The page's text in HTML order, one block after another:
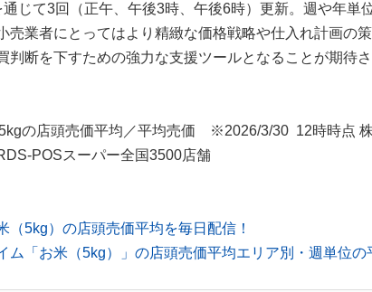
じて3回（正午、午後3時、午後6時）更新。週や年単
売業者にとってはより精緻な価格戦略や仕入れ計画の
判断を下すための強力な支援ツールとなることが期待さ
の店頭売価平均／平均売価 ※2026/3/30 12時時点
POSスーパー全国3500店舗
5kg）の店頭売価平均を毎日配信！
ム「お米（5kg）」の店頭売価平均エリア別・週単位